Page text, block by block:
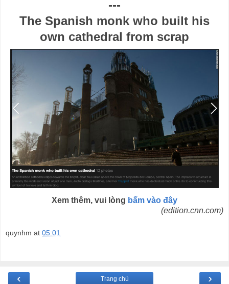
---
The Spanish monk who built his
own cathedral from scrap
Xem thêm, vui lòng bấm vào đây
(edition.cnn.com)
quynhm at 05:01
‹ ›
Trang chủ